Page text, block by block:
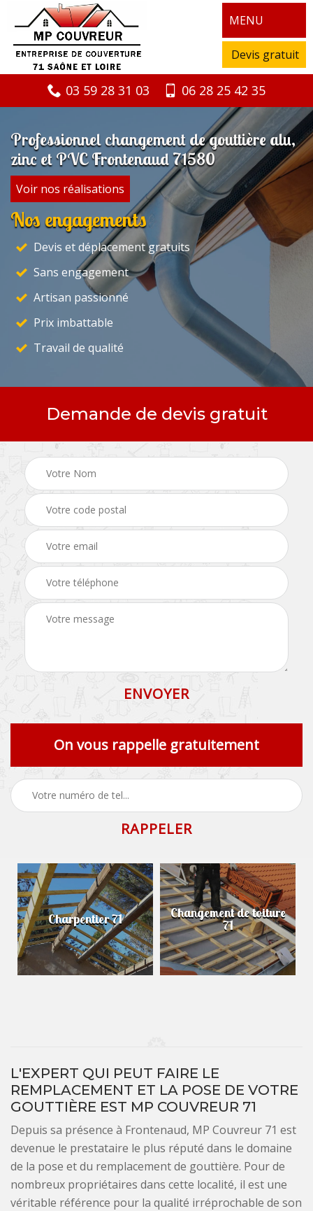
MENU
Devis gratuit
03 59 28 31 03 06 28 25 42 35
Professionnel changement de gouttière alu,
zinc et PVC Frontenaud 71580
Voir nos réalisations
Nos engagements
Devis et déplacement gratuits
Sans engagement
Artisan passionné
Prix imbattable
Travail de qualité
Demande de devis gratuit
On vous rappelle gratuitement
Charpentier 71 Changement de toiture
71
L'EXPERT QUI PEUT FAIRE LE
REMPLACEMENT ET LA POSE DE VOTRE
GOUTTIÈRE EST MP COUVREUR 71
Depuis sa présence à Frontenaud, MP Couvreur 71 est
devenue le prestataire le plus réputé dans le domaine
de la pose et du remplacement de gouttière. Pour de
nombreux propriétaires dans cette localité, il est une
véritable référence pour la qualité irréprochable de son